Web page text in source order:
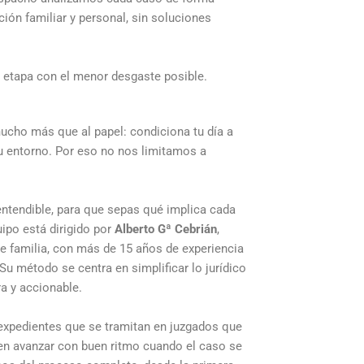
familiar y personal, sin soluciones
con el menor desgaste posible.
más que al papel: condiciona tu día a
entorno. Por eso no nos limitamos a
para que sepas qué implica cada
está dirigido por Alberto Gª Cebrián,
familia, con más de 15 años de experiencia
método se centra en simplificar lo jurídico
y accionable.
que se tramitan en juzgados que
avanzar con buen ritmo cuando el caso se